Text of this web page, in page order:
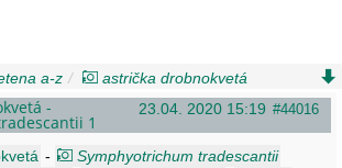
a-z
astrička drobnokvetá
tradescantii
23.04. 2020 15:19 #44016
-
1
-
Symphyotrichum tradescantii